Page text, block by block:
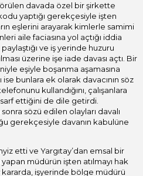
davada özel bir şirkette
yaptığı gerekçesiyle işten
eşlerini arayarak kimlerle samimi
aile faciasına yol açtığı iddia
ve iş yerinde huzuru
üzerine işe iade davası açtı. Bir
eşiyle boşanma aşamasına
bunlara ek olarak davacının söz
kullandığını, çalışanlara
ettiğini de dile getirdi.
sözü edilen olayları davalı
gerekçesiyle davanın kabulüne
etti ve Yargıtay’dan emsal bir
müdürün işten atılmayı hak
işyerinde bölge müdürü